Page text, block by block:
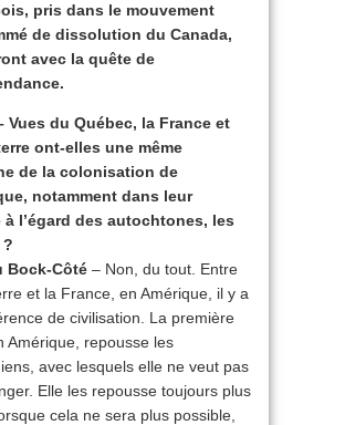
pris dans le mouvement
de dissolution du Canada,
avec la quête de
Vues du Québec, la France et
ont-elles une même
de la colonisation de
notamment dans leur
l’égard des autochtones, les
?
Bock-Côté – Non, du tout. Entre
et la France, en Amérique, il y a
de civilisation. La première
Amérique, repousse les
avec lesquels elle ne veut pas
Elle les repousse toujours plus
cela ne sera plus possible,